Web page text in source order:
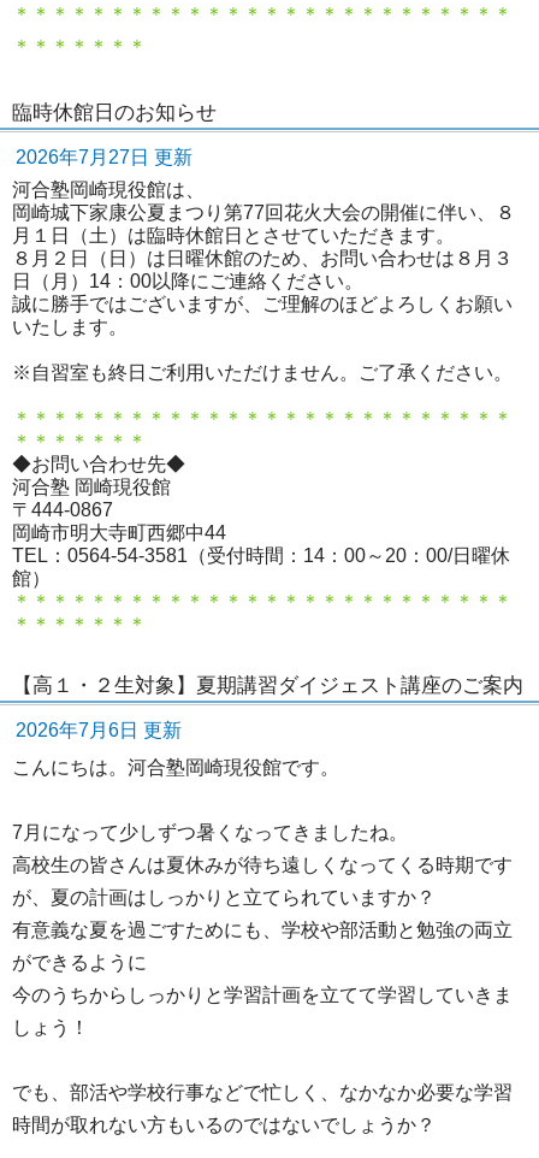
＊＊＊＊＊＊＊＊＊＊＊＊＊＊＊＊＊＊＊＊＊＊＊＊＊＊
＊＊＊＊＊＊＊
臨時休館日のお知らせ
2026年7月27日 更新
河合塾岡崎現役館は、
岡崎城下家康公夏まつり第77回花火大会の開催に伴い、８
月１日（土）は臨時休館日とさせていただきます。
８月２日（日）は日曜休館のため、お問い合わせは８月３
日（月）14：00以降にご連絡ください。
誠に勝手ではございますが、ご理解のほどよろしくお願い
いたします。
※自習室も終日ご利用いただけません。ご了承ください。
＊＊＊＊＊＊＊＊＊＊＊＊＊＊＊＊＊＊＊＊＊＊＊＊＊＊
＊＊＊＊＊＊＊
◆お問い合わせ先◆
河合塾 岡崎現役館
〒444-0867
岡崎市明大寺町西郷中44
TEL：0564-54-3581（受付時間：14：00～20：00/日曜休
館）
＊＊＊＊＊＊＊＊＊＊＊＊＊＊＊＊＊＊＊＊＊＊＊＊＊＊
＊＊＊＊＊＊＊
【高１・２生対象】夏期講習ダイジェスト講座のご案内
2026年7月6日 更新
こんにちは。河合塾岡崎現役館です。
7月になって少しずつ暑くなってきましたね。
高校生の皆さんは夏休みが待ち遠しくなってくる時期です
が、夏の計画はしっかりと立てられていますか？
有意義な夏を過ごすためにも、学校や部活動と勉強の両立
ができるように
今のうちからしっかりと学習計画を立てて学習していきま
しょう！
でも、部活や学校行事などで忙しく、なかなか必要な学習
時間が取れない方もいるのではないでしょうか？